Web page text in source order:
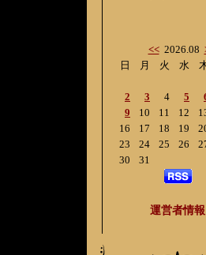
<<2026.08
日
2
9
16
23
30
月
3
10
17
24
31
火
4
11
18
25
水
5
12
19
26
運営者情報